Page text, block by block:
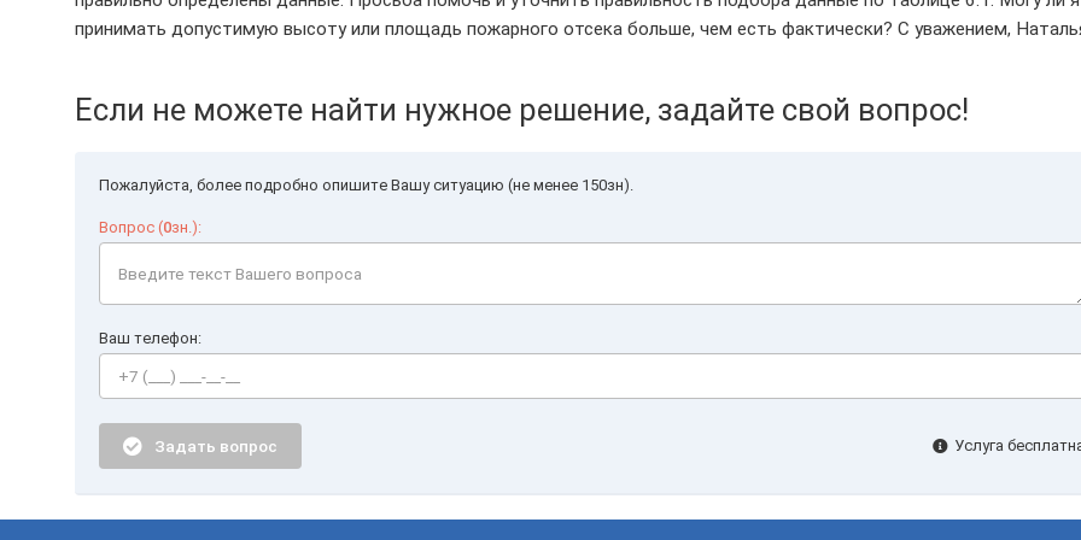
принимать допустимую высоту или площадь пожарного отсека больше, чем есть фактически? С уважением,
Если не можете найти нужное решение, задайте свой вопрос!
Пожалуйста, более подробно опишите Вашу ситуацию (не менее 150зн).
Вопрос (0зн.):
Ваш телефон:
Задать вопрос Услуга